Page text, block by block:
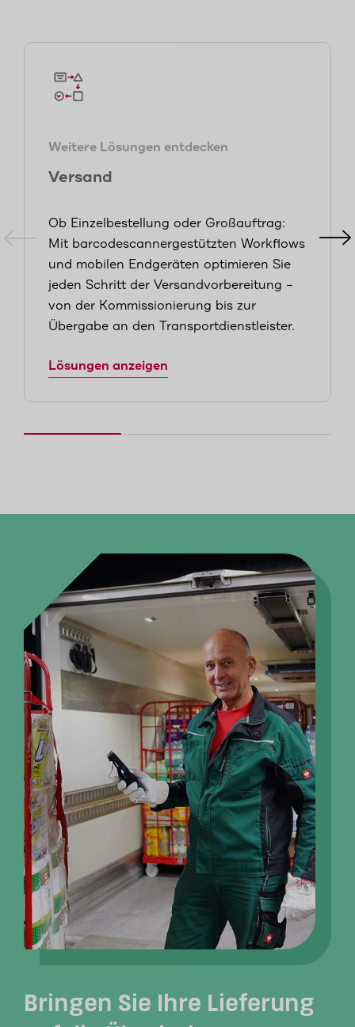
Weitere Lösungen entdecken
Versand
Ob Einzelbestellung oder Großauftrag:
Mit barcodescannergestützten Workflows
und mobilen Endgeräten optimieren Sie
jeden Schritt der Versandvorbereitung –
von der Kommissionierung bis zur
Übergabe an den Transportdienstleister.
Lösungen anzeigen
Bringen Sie Ihre Lieferung